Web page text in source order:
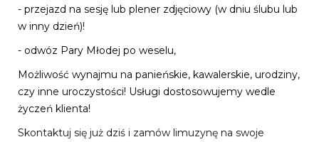
- przejazd na sesję lub plener zdjęciowy (w dniu ślubu lub
w inny dzień)!
- odwóz Pary Młodej po weselu,
Możliwość wynajmu na panieńskie, kawalerskie, urodziny,
czy inne uroczystości! Usługi dostosowujemy wedle
życzeń klienta!
Skontaktuj się już dziś i zamów limuzynę na swoje